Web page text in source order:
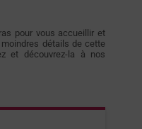
pour vous accueillir et
détails de cette
et découvrez-la à nos